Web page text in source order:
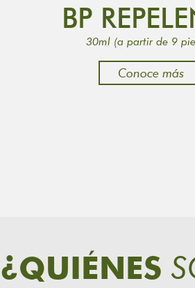
BP
30ml (a partir de 9
Conoce más
¿QUIÉNES